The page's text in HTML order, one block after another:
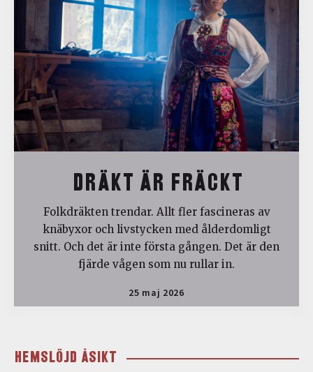
DRÄKT ÄR FRÄCKT
Folkdräkten trendar. Allt fler fascineras av
knäbyxor och livstycken med ålderdomligt
snitt. Och det är inte första gången. Det är den
fjärde vågen som nu rullar in.
25 maj 2026
HEMSLÖJD ÅSIKT